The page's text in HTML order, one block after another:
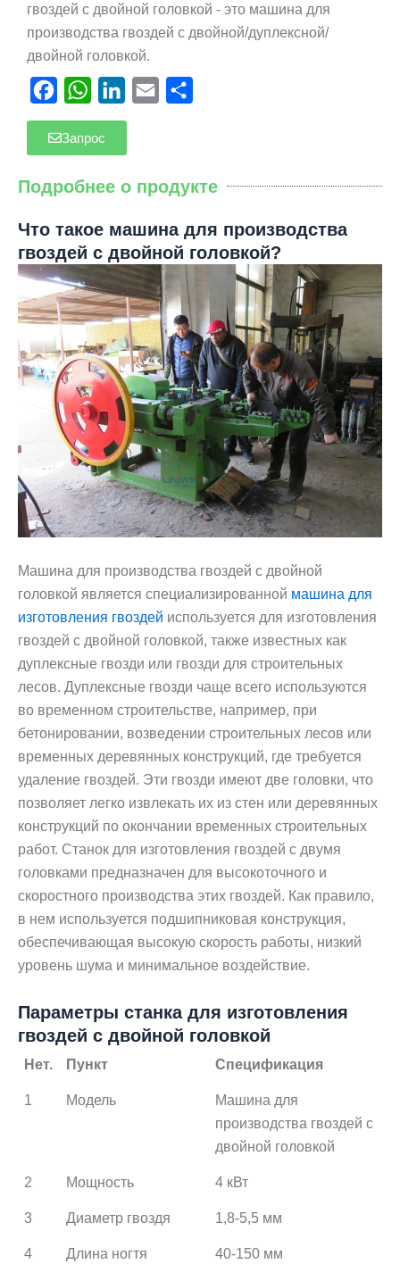
гвоздей с двойной головкой - это машина для
производства гвоздей с двойной/дуплексной/
двойной головкой.
FacebookWhatsAppLinkedIn
Email
Запрос
Подробнее о продукте
Что такое машина для производства
гвоздей с двойной головкой?
Машина для производства гвоздей с двойной
головкой является специализированной машина для
изготовления гвоздей используется для изготовления
гвоздей с двойной головкой, также известных как
дуплексные гвозди или гвозди для строительных
лесов. Дуплексные гвозди чаще всего используются
во временном строительстве, например, при
бетонировании, возведении строительных лесов или
временных деревянных конструкций, где требуется
удаление гвоздей. Эти гвозди имеют две головки, что
позволяет легко извлекать их из стен или деревянных
конструкций по окончании временных строительных
работ. Станок для изготовления гвоздей с двумя
головками предназначен для высокоточного и
скоростного производства этих гвоздей. Как правило,
в нем используется подшипниковая конструкция,
обеспечивающая высокую скорость работы, низкий
уровень шума и минимальное воздействие.
Параметры станка для изготовления
гвоздей с двойной головкой
Нет. Пункт Спецификация
1 Модель
Машина для
производства гвоздей с
двойной головкой
2 Мощность 4 кВт
3 Диаметр гвоздя 1,8-5,5 мм
4 Длина ногтя 40-150 мм